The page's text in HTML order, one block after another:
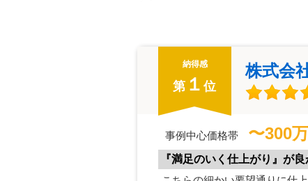
納得感
第 １ 位
株式会
事例中心価格帯 〜300
『満足のいく仕上がり』が